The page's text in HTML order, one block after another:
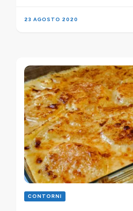
23 AGOSTO 2020
CONTORNI